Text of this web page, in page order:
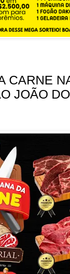
CARNE
JOÃO